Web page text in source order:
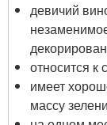
девичий
относится к
имеет
массу